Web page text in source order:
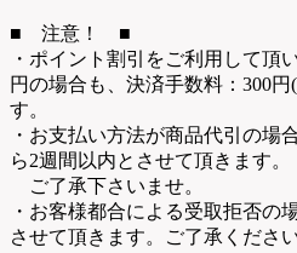
■ 注意！ ■
・ポイント割引をご利用して頂
円の場合も、決済手数料：300
す。
・お支払い方法が商品代引の場
ら2週間以内とさせて頂きます。
ご了承下さいませ。
・お客様都合による受取拒否の
させて頂きます。ご了承ください